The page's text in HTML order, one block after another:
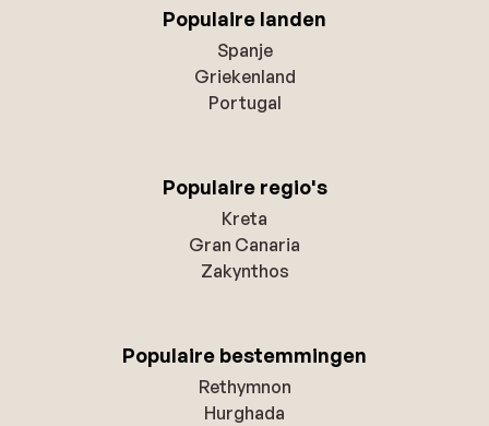
Populaire landen
Spanje
Griekenland
Portugal
Populaire regio's
Kreta
Gran Canaria
Zakynthos
Populaire bestemmingen
Rethymnon
Hurghada